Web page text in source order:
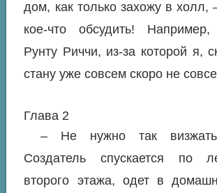
дом, как только захожу в
кое-что обсудить!
Рунту Риччи, из-за которой я,
стану уже совсем скоро не
Глава 2
– Не нужно так
Создатель спускается по
второго этажа, одет в